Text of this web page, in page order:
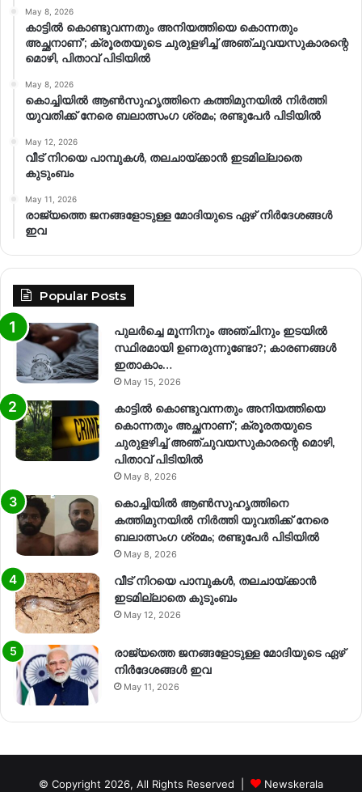
May 8, 2026
കാട്ടിൽ കൊണ്ടുവന്നതും അനിയത്തിയെ കൊന്നതും
അച്ഛനാണ്’; ക്രൂരതയുടെ ചുരുളഴിച്ച് അഞ്ചുവയസുകാരന്റെ
മൊഴി, പിതാവ് പിടിയിൽ
May 8, 2026
കൊച്ചിയിൽ ആൺസുഹൃത്തിനെ കത്തിമുനയിൽ നിർത്തി
യുവതിക്ക് നേരെ ബലാത്സംഗ​ ശ്രമം; രണ്ടുപേർ പിടിയിൽ
May 12, 2026
വീട് നിറയെ പാമ്പുകൾ, തലചായ്ക്കാൻ ഇടമില്ലാതെ
കുടുംബം
May 11, 2026
രാജ്യത്തെ ജനങ്ങളോടുള്ള മോദിയുടെ ഏഴ് നിര്‍ദേശങ്ങള്‍
ഇവ
Popular Posts
പുലർച്ചെ മൂന്നിനും അഞ്ചിനും ഇടയിൽ
സ്ഥിരമായി ഉണരുന്നുണ്ടോ?; കാരണങ്ങള്‍
ഇതാകാം…
May 15, 2026
കാട്ടിൽ കൊണ്ടുവന്നതും അനിയത്തിയെ
കൊന്നതും അച്ഛനാണ്’; ക്രൂരതയുടെ
ചുരുളഴിച്ച് അഞ്ചുവയസുകാരന്റെ മൊഴി,
പിതാവ് പിടിയിൽ
May 8, 2026
കൊച്ചിയിൽ ആൺസുഹൃത്തിനെ
കത്തിമുനയിൽ നിർത്തി യുവതിക്ക് നേരെ
ബലാത്സംഗ​ ശ്രമം; രണ്ടുപേർ പിടിയിൽ
May 8, 2026
വീട് നിറയെ പാമ്പുകൾ, തലചായ്ക്കാൻ
ഇടമില്ലാതെ കുടുംബം
May 12, 2026
രാജ്യത്തെ ജനങ്ങളോടുള്ള മോദിയുടെ ഏഴ്
നിര്‍ദേശങ്ങള്‍ ഇവ
May 11, 2026
© Copyright 2026, All Rights Reserved | Newskerala